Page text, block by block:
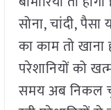
सोना, चांदी,
का काम तो
परेशानियों को
समय अब निकल